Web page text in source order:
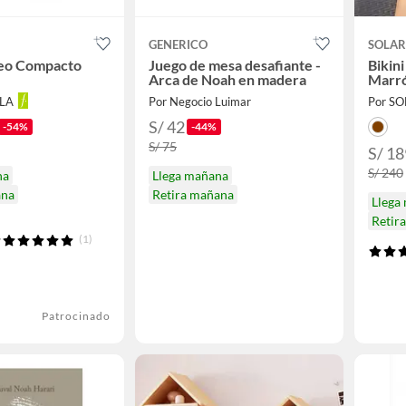
Compacto
-54%
(1)
Patrocinado
GENERICO
Juego de mesa desafiante -
Arca de Noah en madera
Por Negocio Luimar
S/ 42 -44%
S/ 75
Llega mañana
Retira mañana
Por
S/
S/ 240
Llega